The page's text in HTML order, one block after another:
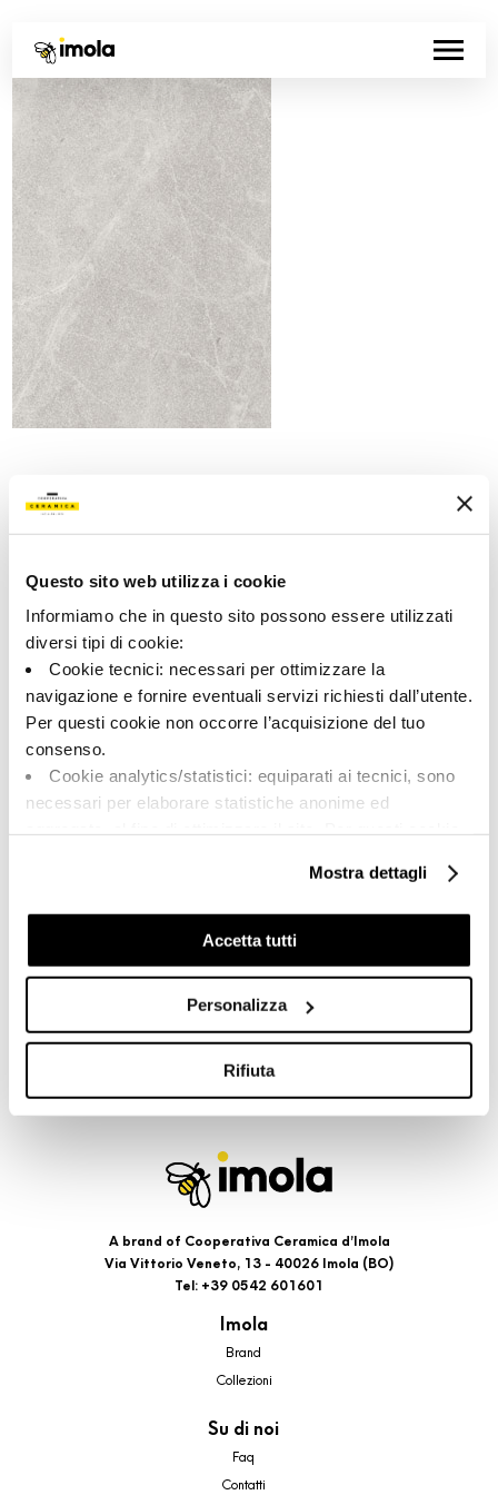
Questo sito web utilizza i cookie
Informiamo che in questo sito possono essere utilizzati
diversi tipi di cookie:
Cookie tecnici: necessari per ottimizzare la
navigazione e fornire eventuali servizi richiesti dall’utente.
Per questi cookie non occorre l’acquisizione del tuo
consenso.
Cookie analytics/statistici: equiparati ai tecnici, sono
necessari per elaborare statistiche anonime ed
Cookie di profilazione/marketing: sono utilizzati, solo
previo tuo consenso, per esaminare le tue abitudini di
navigazione e mostrarti quindi avvisi pubblicitari mirati, in
linea con le tue preferenze.
cookie di profilazione, selezionando uno dei bottoni sotto
riportati. Puoi avere maggiori dettagli visionando
l’Informativa estesa cookie. La chiusura del presente
banner comporterà il permanere dei soli cookie tecnici ed
comunque modificare le tue scelte in qualsiasi momento,
accedendo al link presente nel footer.
Mostra dettagli
Accetta tutti
Personalizza
Rifiuta
166396 | BLSV 46W RM
Collezione
00712
Bianco
Tipologia:
Fondo
Formato:
naturale
Aspetto superficiale:
opaco
Stonalizzazione:
Share:
A brand of Cooperativa Ceramica d’Imola
Via Vittorio Veneto, 13 - 40026 Imola (BO)
Tel: +39 0542 601601
Imola
Brand
Collezioni
Su di noi
Faq
Contatti